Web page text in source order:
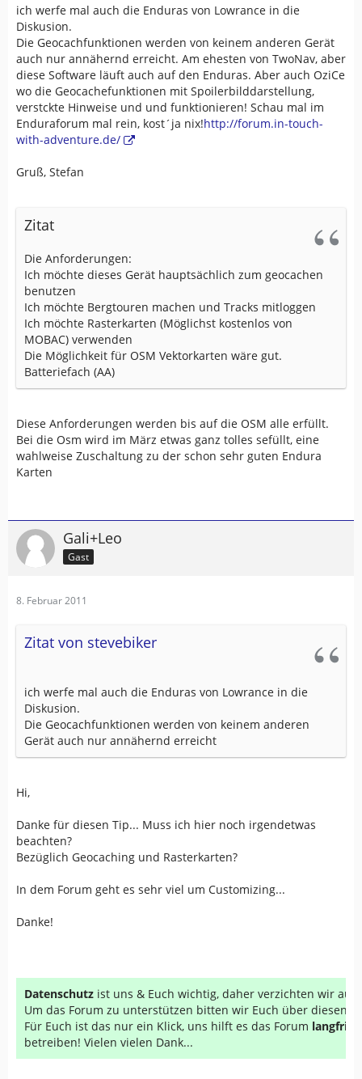
ich werfe mal auch die Enduras von Lowrance in die
Diskusion.
Die Geocachfunktionen werden von keinem anderen Gerät
auch nur annähernd erreicht. Am ehesten von TwoNav, aber
diese Software läuft auch auf den Enduras. Aber auch OziCe
wo die Geocachefunktionen mit Spoilerbilddarstellung,
verstckte Hinweise und und funktionieren! Schau mal im
Enduraforum mal rein, kost´ja nix!http://forum.in-touch-
with-adventure.de/
Gruß, Stefan
Zitat
Die Anforderungen:
Ich möchte dieses Gerät hauptsächlich zum geocachen
benutzen
Ich möchte Bergtouren machen und Tracks mitloggen
Ich möchte Rasterkarten (Möglichst kostenlos von
MOBAC) verwenden
Die Möglichkeit für OSM Vektorkarten wäre gut.
Batteriefach (AA)
Diese Anforderungen werden bis auf die OSM alle erfüllt.
Bei die Osm wird im März etwas ganz tolles sefüllt, eine
wahlweise Zuschaltung zu der schon sehr guten Endura
Karten
Gali+Leo
Gast
8. Februar 2011
Zitat von stevebiker
ich werfe mal auch die Enduras von Lowrance in die
Diskusion.
Die Geocachfunktionen werden von keinem anderen
Gerät auch nur annähernd erreicht
Hi,
Danke für diesen Tip... Muss ich hier noch irgendetwas
beachten?
Bezüglich Geocaching und Rasterkarten?
In dem Forum geht es sehr viel um Customizing...
Danke!
Datenschutz ist uns & Euch wichtig, daher verzichten wir auf
Um das Forum zu unterstützen bitten wir Euch über diesen
Für Euch ist das nur ein Klick, uns hilft es das Forum
betreiben! Vielen vielen Dank...